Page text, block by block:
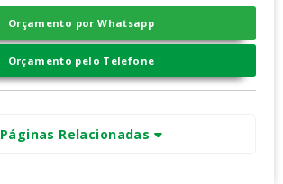
Orçamento por Whatsapp
Orçamento pelo Telefone
Páginas Relacionadas